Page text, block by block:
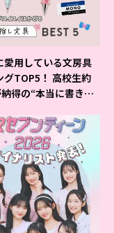
愛用している文房具
グTOP5！ 高校生約
得の“本当に書きや